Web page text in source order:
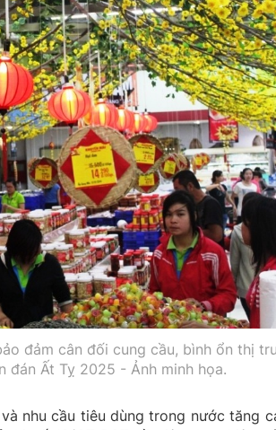
đảm cân đối cung cầu, bình ổn thị
đán Ất Tỵ 2025 - Ảnh minh họa.
nhu cầu tiêu dùng trong nước tăng